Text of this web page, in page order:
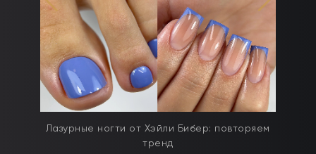
Лазурные ногти от Хэйли Бибер: повторяем
тренд